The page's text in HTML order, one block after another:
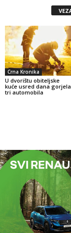
Crna Kronika
U dvorištu obiteljske
kuće usred dana gorjela
tri automobila